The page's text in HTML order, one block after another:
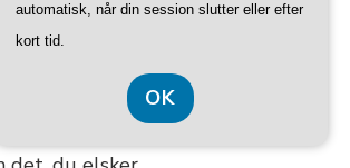
TIL FACA.DK
interessante og
Tjek vores hjemmeside og
automatisk, når din session slutter eller efter
kort tid.
OK